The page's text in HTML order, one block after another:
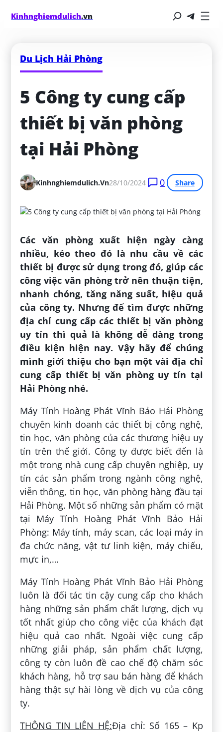
Kinhnghiemdulich.vn
Du Lịch Hải Phòng
5 Công ty cung cấp
thiết bị văn phòng
tại Hải Phòng
Kinhnghiemdulich.vn28/10/2024 0 Share
Các văn phòng xuất hiện ngày càng
nhiều, kéo theo đó là nhu cầu về các
thiết bị được sử dụng trong đó, giúp các
công việc văn phòng trở nên thuận tiện,
nhanh chóng, tăng năng suất, hiệu quả
của công ty. Nhưng để tìm được những
địa chỉ cung cấp các thiết bị văn phòng
uy tín thì quả là không dễ dàng trong
điều kiện hiện nay. Vậy hãy để chúng
mình giới thiệu cho bạn một vài địa chỉ
cung cấp thiết bị văn phòng uy tín tại
Hải Phòng nhé.
Máy Tính Hoàng Phát Vĩnh Bảo Hải Phòng
chuyên kinh doanh các thiết bị công nghệ,
tin học, văn phòng của các thương hiệu uy
tín trên thế giới. Công ty được biết đến là
một trong nhà cung cấp chuyên nghiệp, uy
tín các sản phẩm trong ngành công nghệ,
viễn thông, tin học, văn phòng hàng đầu tại
Hải Phòng. Một số những sản phẩm có mặt
tại Máy Tính Hoàng Phát Vĩnh Bảo Hải
Phòng: Máy tính, máy scan, các loại máy in
đa chức năng, vật tư linh kiện, máy chiếu,
mực in,…
Máy Tính Hoàng Phát Vĩnh Bảo Hải Phòng
luôn là đối tác tin cậy cung cấp cho khách
hàng những sản phẩm chất lượng, dịch vụ
tốt nhất giúp cho công việc của khách đạt
hiệu quả cao nhất. Ngoài việc cung cấp
những giải pháp, sản phẩm chất lượng,
công ty còn luôn đề cao chế độ chăm sóc
khách hàng, hỗ trợ sau bán hàng để khách
hàng thật sự hài lòng về dịch vụ của công
ty.
THÔNG TIN LIÊN HỆ:Địa chỉ: Số 165 – Kp